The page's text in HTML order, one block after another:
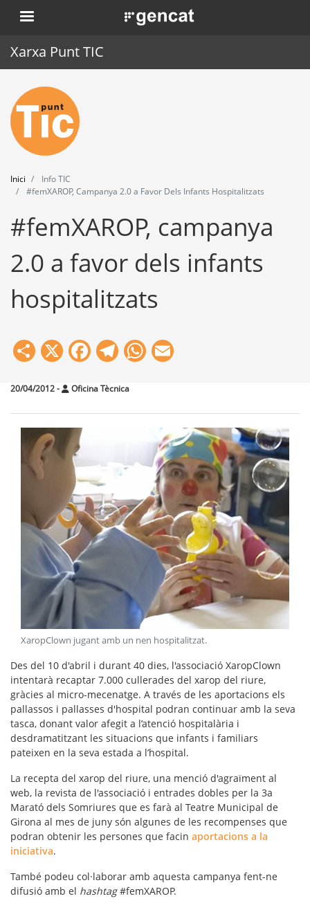
Vés
al
. Obre en una nova finestra.
Xarxa Punt TIC
Inici
Punt TIC
Actualitat
Agenda
Formació
Eines
Inici
Info TIC
#femXAROP, Campanya 2.0 a Favor Dels Infants Hospitalitzats
#femXAROP, campanya
2.0 a favor dels infants
hospitalitzats
Share
X Facebook
Telegram
WhatsApp
20/04/2012- Oficina Tècnica
XaropClown jugant amb un nen hospitalitzat.
Des del 10 d'abril i durant 40 dies, l'associació XaropClown
intentarà recaptar 7.000 cullerades del xarop del riure,
gràcies al micro-mecenatge. A través de les aportacions els
pallassos i pallasses d'hospital podran continuar amb la seva
tasca, donant valor afegit a l’atenció hospitalària i
desdramatitzant les situacions que infants i familiars
pateixen en la seva estada a l’hospital.
La recepta del xarop del riure, una menció d'agraïment al
web, la revista de l'associació i entrades dobles per la 3a
Marató dels Somriures que es farà al Teatre Municipal de
Girona al mes de juny són algunes de les recompenses que
podran obtenir les persones que facin aportacions a la
iniciativa.
També podeu col·laborar amb aquesta campanya fent-ne
difusió amb el hashtag#femXAROP.